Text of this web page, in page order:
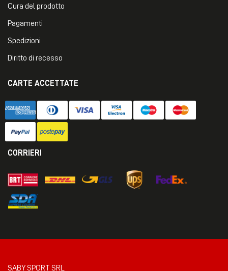
Cura del prodotto
Pagamenti
Spedizioni
Diritto di recesso
CARTE ACCETTATE
CORRIERI
SABY SPORT SRL